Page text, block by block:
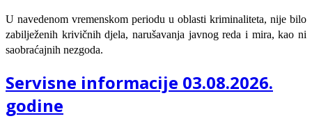
U navedenom vremenskom periodu u oblasti kriminaliteta, nije bilo
zabilježenih krivičnih djela, narušavanja javnog reda i mira, kao ni
saobraćajnih nezgoda.
Servisne informacije 03.08.2026.
godine